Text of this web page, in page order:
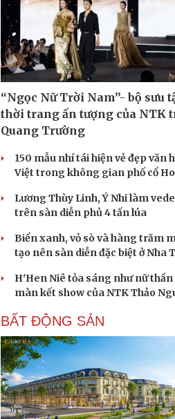
“Ngọc Nữ Trời Nam”- bộ sưu
thời trang ấn tượng của NTK
Quang Trường
150 mẫu nhí tái hiện vẻ đẹp văn
Việt trong không gian phố cổ
Lương Thùy Linh, Ý Nhi làm
trên sàn diễn phủ 4 tấn lúa
Biển xanh, vỏ sò và hàng trăm
tạo nên sàn diễn đặc biệt ở Nha
H'Hen Niê tỏa sáng như nữ
màn kết show của NTK Thảo
BẤT ĐỘNG SẢN